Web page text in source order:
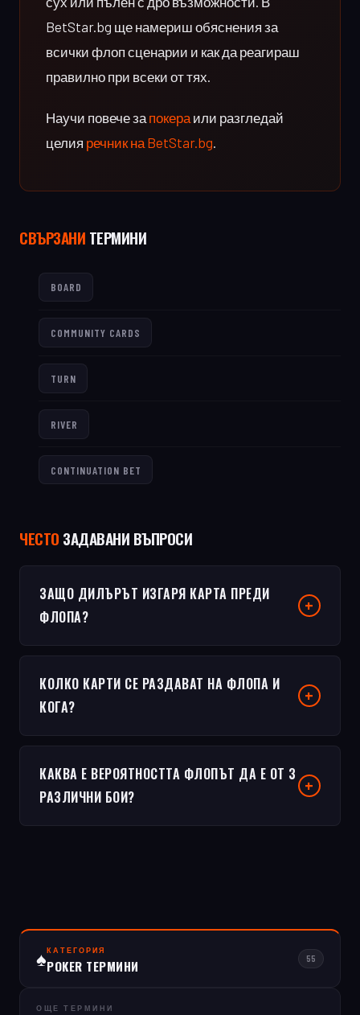
BetStar.bg ще намериш обяснения за
всички флоп сценарии и как да реагираш
правилно при всеки от тях.
Научи повече за покера или разгледай
целия речник на BetStar.bg.
СВЪРЗАНИ ТЕРМИНИ
BOARD
COMMUNITY CARDS
TURN
RIVER
CONTINUATION BET
ЧЕСТО ЗАДАВАНИ ВЪПРОСИ
ЗАЩО ДИЛЪРЪТ ИЗГАРЯ КАРТА ПРЕДИ
ФЛОПА?
КОЛКО КАРТИ СЕ РАЗДАВАТ НА ФЛОПА И
КОГА?
КАКВА Е ВЕРОЯТНОСТТА ФЛОПЪТ ДА Е ОТ 3
РАЗЛИЧНИ БОИ?
♠КАТЕГОРИЯ
POKER ТЕРМИНИ 55
ОЩЕ ТЕРМИНИ